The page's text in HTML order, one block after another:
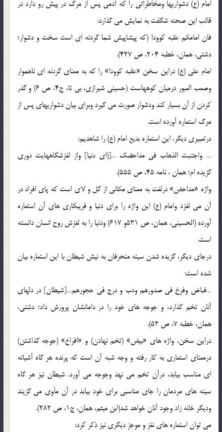
امام (ع) دشواريها ومخاطراتي را که آدمي پس از مرگ در پيش رو دارد در
قالب اين صحنه شگفت به نمايش مي گذارد:
فان امامکم عقبه کوودا (که پيشاپيش شما گردنه اي است سخت و دشوار؛
دشتي، همان، خطبه 204، ص 427).
امام علي (ع) دراين سخن «عقبه کوودا» را که به معناي گردنه اي ناهموار
وصعب العبور درميان کوههاست (حسيني شيرازي، بي تا، ج4، ص 6) و گذر
کردن از آن بسيار کند ودشوار صورت مي گيرد وبراي بيان دشواريهاي پس از
مرگ استعاره آورده است.
درتعبيري ديگر، اين استعاره بديع امام (ع) را شاهديم:
… واجتنبت الذهاب في مداحضک …[(اي دنيا] واز لغزشگاههايت دوري
گزيده ام؛ همان ، نامه 45، ص 555).
واژه «مداحض» درلغت به معناي مکاني از گل و لاي است که پاي افراد در
آن مي لغزد وامام (ع) اين واژه را براي دنيا و فريبکاري هاي آن استعاره
آورده (الحسيني، همان، ص 531و 617) ودنيا را به لغزش روح انسان دانسته
است.
درجاي ديگر، گزيده شدن سينه منحرفان به نيش شيطان با اين استعاره بيان
شده است:
…فباض وفرخ في صدورهم ودب و درج في حجورهم…[شيطان] در دلهاي
آنان تخم گذارد، و جوجه هاي خود را در دامانشان پرورش داد؛ دشتي،
همان، خطبه 7، ص 53).
دراين سخن، واژه هاي «بيض» (تخم نهادن) و «افراخ» (جوجه گذاشتن)
درمعناي استعاري به کار رفته و وجه شبه آن است که پرنده هر گاه آشيانه
اي مناسب بيابد، درآن تخم مي نهد وجوجه مي آورد. شيطان نيز هر گاه
سينه هاي مردمان را جاي مناسبي براي خود بيابد در آن مأوي مي گزيند
وديگر خانه زاد وجود آنان خواهد شد(ابن ميثم، همان، ج1، ص 282).
مي توان استعاره هاي نغز و موجز ديگري نيز ذکر کرد: